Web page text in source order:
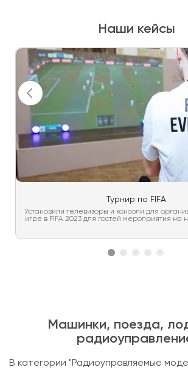
Наши кейсы
Турнир по FIFA
Установили телевизоры и консоли для
игре в FIFA 2023 для гостей мероприятия
Машинки, поезда,
В категории "Радиоуправляемые